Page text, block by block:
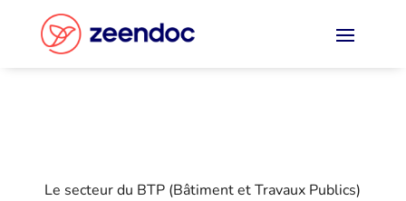
Le secteur du BTP (Bâtiment et Travaux Publics)
Panneau de gestion des cookies